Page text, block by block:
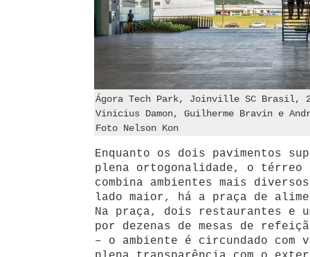
Ágora Tech Park, Joinville SC Brasil,
Vinicius Damon, Guilherme Bravin e
Foto Nelson Kon
Enquanto os dois pavimentos
plena ortogonalidade, o térreo
combina ambientes mais
lado maior, há a praça de
Na praça, dois restaurantes e
por dezenas de mesas de
– o ambiente é circundado com